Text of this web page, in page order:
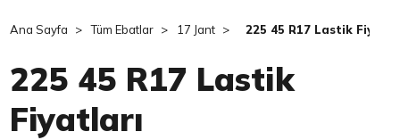
Ana Sayfa Tüm Ebatlar 17 Jant 225 45 R17 Lastik
225 45 R17 Lastik
Fiyatları